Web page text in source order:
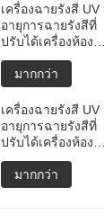
เครื่องฉายรังสี UV
อายุการฉายรังสีที่
ปรับได้เครื่องห้อง
ทดสอบสภาพอากาศ
UV ห้องอายุ UV เร่ง
การทดสอบสภาพดิน
ฟ้าอากาศ
มากกว่า
เครื่องฉายรังสี UV
อายุการฉายรังสีที่
ปรับได้เครื่องห้อง
ทดสอบสภาพอากาศ
UV ห้องอายุ UV เร่ง
เครื่องทดสอบสภาพ
มากกว่า